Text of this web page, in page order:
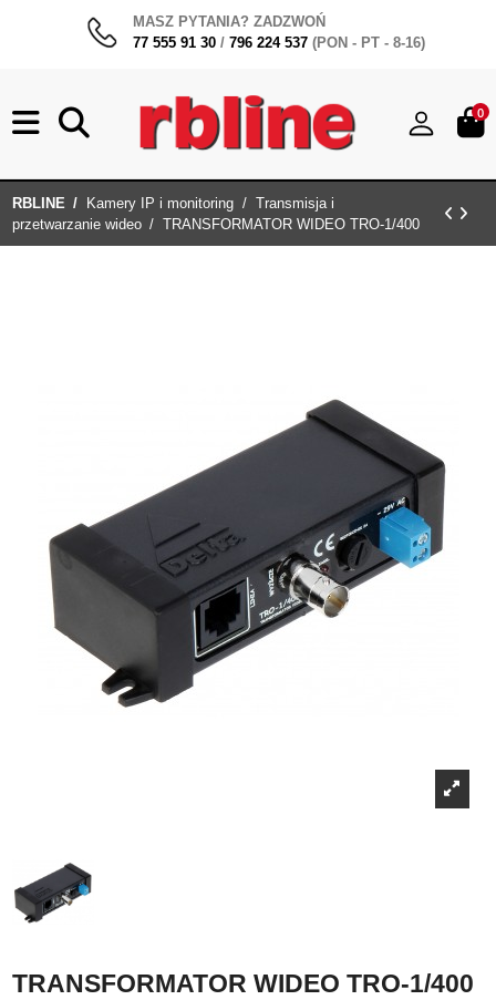
MASZ PYTANIA? ZADZWOŃ
77 555 91 30 / 796 224 537 (PON - PT - 8-16)
0
RBLINE Kamery IP i monitoring
Transmisja i
przetwarzanie wideo
TRANSFORMATOR WIDEO TRO-1/400
TRANSFORMATOR WIDEO TRO-1/400